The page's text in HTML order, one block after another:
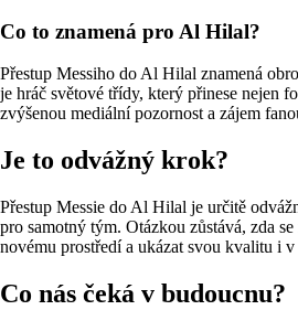
Co to znamená pro Al Hilal?
Přestup Messiho do Al Hilal znamená
je hráč světové třídy, který přinese nejen
zvýšenou mediální pozornost a zájem
Je to odvážný krok?
Přestup Messie do Al Hilal je určitě
pro samotný tým. Otázkou zůstává, zda
novému prostředí a ukázat svou kvalitu i v
Co nás čeká v budoucnu?